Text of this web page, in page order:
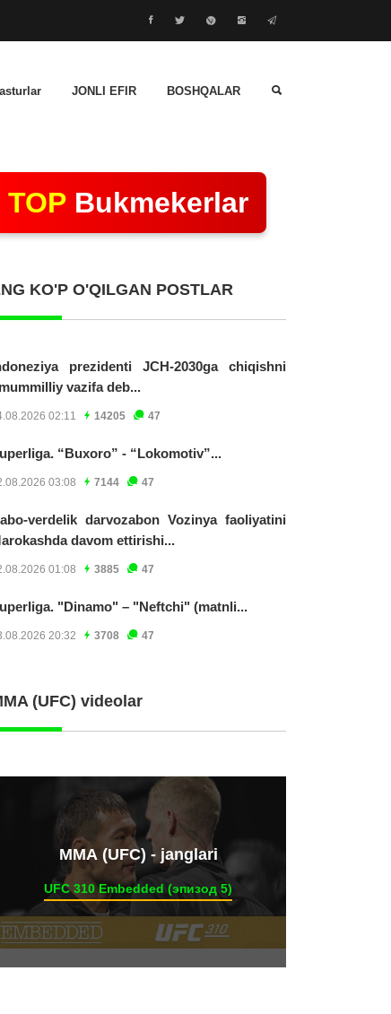
JONLI EFIR BOSHQALAR
TOP Bukmekerlar
KO'P O'QILGAN POSTLAR
prezidenti JCH-2030ga chiqishni
vazifa deb...
02:11 14205 47
“Buxoro” - “Lokomotiv”...
03:08 7144 47
verdelik darvozabon Vozinya faoliyatini
davom ettirishi...
01:08 3885 47
"Dinamo" – "Neftchi" (matnli...
20:32 3708 47
(UFC) videolar
ММА (UFC) - janglari
UFC 310 Embedded (эпизод 5)